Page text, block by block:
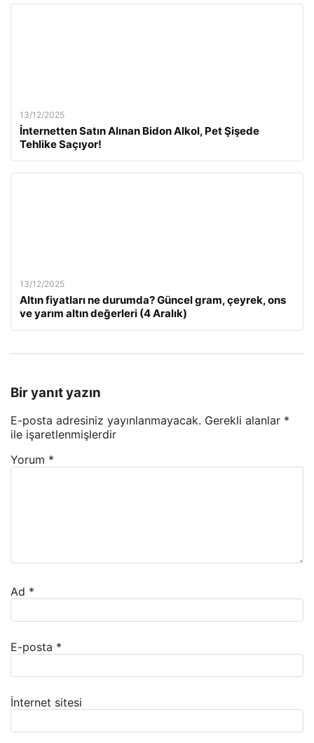
13/12/2025
İnternetten Satın Alınan Bidon Alkol, Pet Şişede
Tehlike Saçıyor!
13/12/2025
Altın fiyatları ne durumda? Güncel gram, çeyrek, ons
ve yarım altın değerleri (4 Aralık)
Bir yanıt yazın
E-posta adresiniz yayınlanmayacak. Gerekli alanlar *
ile işaretlenmişlerdir
Yorum *
Ad *
E-posta *
İnternet sitesi